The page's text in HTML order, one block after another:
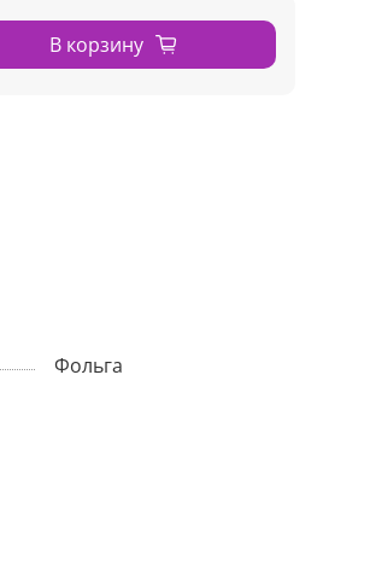
В корзину
Фольга